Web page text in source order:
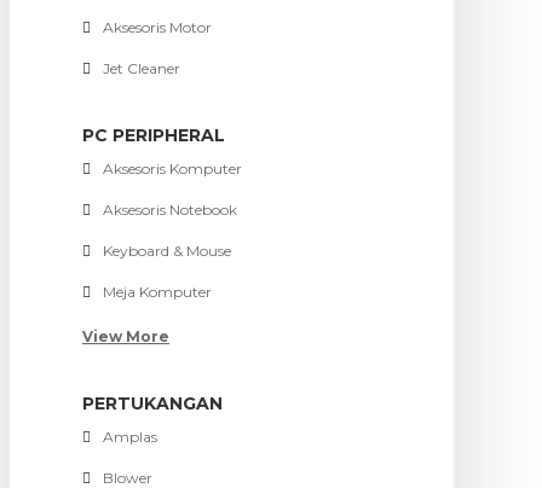
Aksesoris Motor
Jet Cleaner
PC PERIPHERAL
Aksesoris Komputer
Aksesoris Notebook
Keyboard & Mouse
Meja Komputer
View More
PERTUKANGAN
Amplas
Blower